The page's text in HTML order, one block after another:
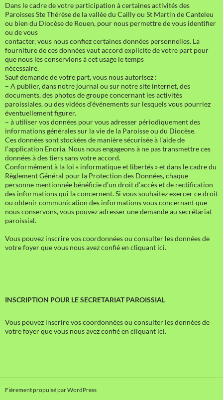
Dans le cadre de votre participation à certaines activités des
Paroisses Ste Thérèse de la vallée du Cailly ou St Martin de Canteleu
ou bien du Diocèse de Rouen, pour nous permettre de vous identifier
ou de vous
contacter, vous nous confiez certaines données personnelles. La
fourniture de ces données vaut accord explicite de votre part pour
que nous les conservions à cet usage le temps
nécessaire.
Sauf demande de votre part, vous nous autorisez :
– A publier, dans notre journal ou sur notre site internet, des
documents, des photos de groupe concernant les activités
paroissiales, ou des vidéos d’événements sur lesquels vous pourriez
éventuellement figurer.
– à utiliser vos données pour vous adresser périodiquement des
informations générales sur la vie de la Paroisse ou du Diocèse.
Ces données sont stockées de manière sécurisée à l’aide de
l’application Enoria. Nous nous engageons à ne pas transmettre ces
données à des tiers sans votre accord.
Conformément à la loi « informatique et libertés » et dans le cadre du
Règlement Général pour la Protection des Données, chaque
personne mentionnée bénéficie d’un droit d’accès et de rectification
des informations qui la concernent. Si vous souhaitez exercer ce droit
ou obtenir communication des informations vous concernant que
nous conservons, vous pouvez adresser une demande au secrétariat
paroissial.
Vous pouvez inscrire vos coordonnées ou consulter les données de
votre foyer que vous nous avez confié en cliquant ici.
INSCRIPTION POUR LE SECRETARIAT PAROISSIAL
Vous pouvez inscrire vos coordonnées ou consulter les données de
votre foyer que vous nous avez confié en cliquant ici.
Fièrement propulsé par WordPress